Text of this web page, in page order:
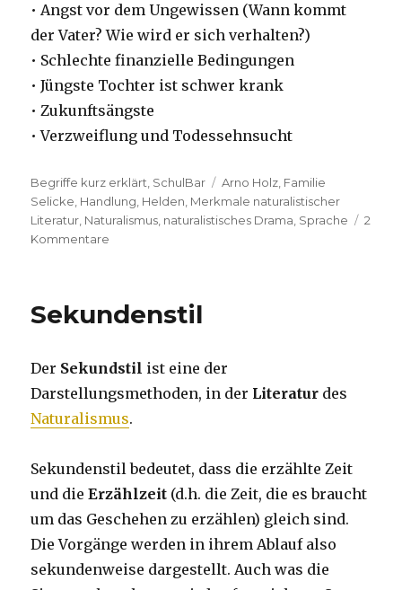
• Angst vor dem Ungewissen (Wann kommt
der Vater? Wie wird er sich verhalten?)
• Schlechte finanzielle Bedingungen
• Jüngste Tochter ist schwer krank
• Zukunftsängste
• Verzweiflung und Todessehnsucht
Kategorien
Begriffe kurz erklärt SchulBar Tags
Arno Holz Familie
Selicke Handlung Helden Merkmale naturalistischer
Literatur Naturalismus naturalistisches Drama Sprache
2
Kommentare
Naturalismus:
Sekundenstil
Der Sekundstil ist eine der
Darstellungsmethoden, in der Literatur des
Naturalismus.
Sekundenstil bedeutet, dass die erzählte Zeit
und dieErzählzeit (d.h. die Zeit, die es braucht
um das Geschehen zu erzählen) gleich sind.
Die Vorgänge werden in ihrem Ablauf also
sekundenweise dargestellt. Auch was die